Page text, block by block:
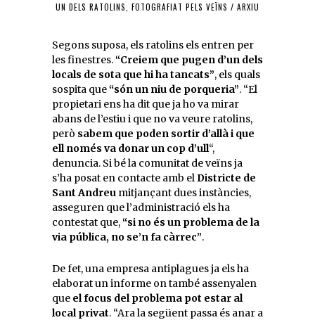
UN DELS RATOLINS, FOTOGRAFIAT PELS VEÏNS / ARXIU
Segons suposa, els ratolins els entren per
les finestres.“Creiem que pugen d’un dels
locals de sota que hi ha tancats”, els quals
sospita que“són un niu de porqueria”. “El
propietari ens ha dit que ja ho va mirar
abans de l’estiu i que no va veure ratolins,
però sabem que poden sortir d’allà i que
ell només va donar un cop d’ull“,
denuncia. Si bé la comunitat de veïns ja
s’ha posat en contacte amb el Districte de
Sant Andreu mitjançant dues instàncies,
asseguren que l’administració els ha
contestat que,“si no és un problema de la
via pública, no se’n fa càrrec”.
De fet, una empresa antiplagues ja els ha
elaborat un informe on també assenyalen
que el focus del problema pot estar al
local privat. “Ara la següent passa és anar a